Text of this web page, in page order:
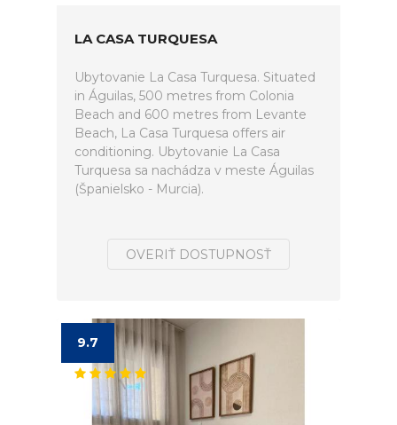
LA CASA TURQUESA
Ubytovanie La Casa Turquesa. Situated
in Águilas, 500 metres from Colonia
Beach and 600 metres from Levante
Beach, La Casa Turquesa offers air
conditioning. Ubytovanie La Casa
Turquesa sa nachádza v meste Águilas
(Španielsko - Murcia).
OVERIŤ DOSTUPNOSŤ
9.7